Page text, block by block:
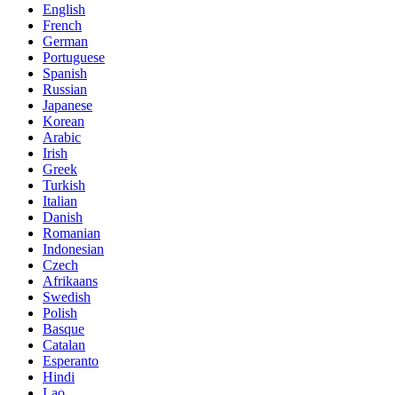
English
French
German
Portuguese
Spanish
Russian
Japanese
Korean
Arabic
Irish
Greek
Turkish
Italian
Danish
Romanian
Indonesian
Czech
Afrikaans
Swedish
Polish
Basque
Catalan
Esperanto
Hindi